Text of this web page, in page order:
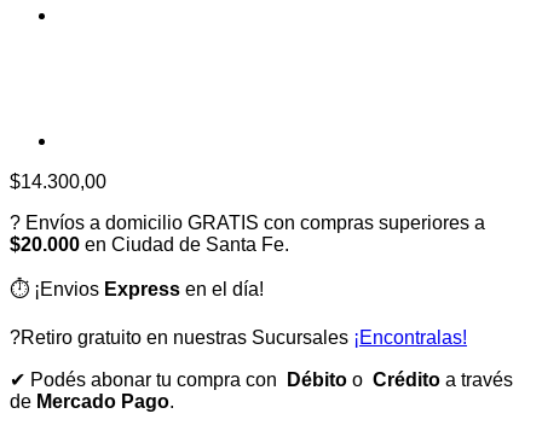
$14.300,00
? Envíos a domicilio GRATIS con compras superiores a
$20.000 en Ciudad de Santa Fe.
⏱️ ¡Envios Express en el día!
?Retiro gratuito en nuestras Sucursales ¡Encontralas!
✔ Podés abonar tu compra con Débito o Crédito a través
de Mercado Pago.